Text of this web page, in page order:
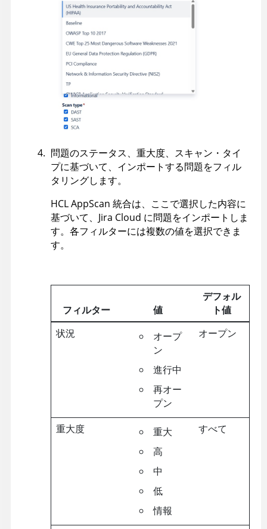
問題のステータス、重大度、スキャン・タイ
プに基づいて、インポートする問題をフィル
タリングします。
HCLAppScan 統合は、ここで選択した内容に
基づいて、Jira Cloud に問題をインポートしま
す。各フィルターには複数の値を選択できま
す。
フィルター 値
デフォル
ト値
状況
オープ
ン
進行中
再オー
プン
オープン
重大度
重大
高
中
低
情報
すべて